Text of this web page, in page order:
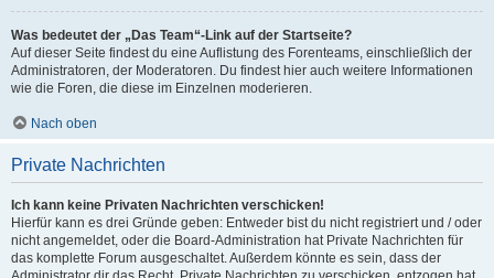
Was bedeutet der „Das Team“-Link auf der Startseite?
Auf dieser Seite findest du eine Auflistung des Forenteams, einschließlich der
Administratoren, der Moderatoren. Du findest hier auch weitere Informationen
wie die Foren, die diese im Einzelnen moderieren.
Nach oben
Private Nachrichten
Ich kann keine Privaten Nachrichten verschicken!
Hierfür kann es drei Gründe geben: Entweder bist du nicht registriert und / oder
nicht angemeldet, oder die Board-Administration hat Private Nachrichten für
das komplette Forum ausgeschaltet. Außerdem könnte es sein, dass der